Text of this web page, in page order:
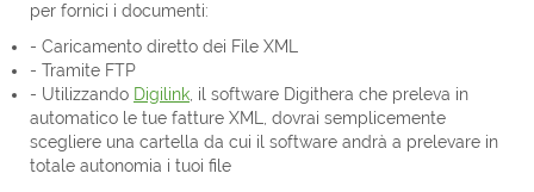
per fornici i documenti:
- Caricamento diretto dei File XML
- Tramite FTP
- Utilizzando Digilink , il software Digithera che preleva in
automatico le tue fatture XML, dovrai semplicemente
scegliere una cartella da cui il software andrà a prelevare in
totale autonomia i tuoi file